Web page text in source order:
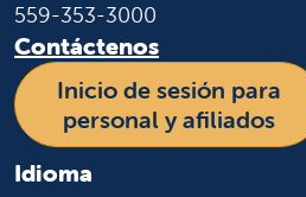
559-353-3000
Contáctenos
Inicio de sesión para
personal y afiliados
Idioma